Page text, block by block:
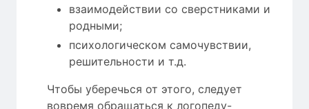
взаимодействии со сверстниками и
родными;
психологическом самочувствии,
решительности и т.д.
Чтобы уберечься от этого, следует
вовремя обращаться к логопеду-